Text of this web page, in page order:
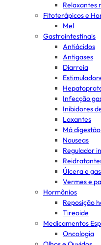
Relaxantes
Fitoterápicos e
Mel
Gastrointestinais
Antiácidos
Antigases
Diarreia
Infecção
Inibidores
Laxantes
Má digestão
Nauseas
Regulador
Úlcera e
Vermes e
Hormônios
Reposição
Tireoide
Medicamentos
Oncologia